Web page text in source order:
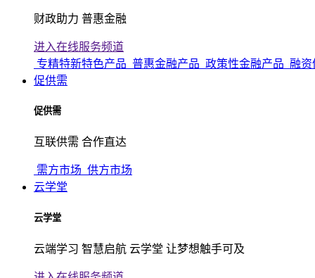
财政助力 普惠金融
进入在线服务频道
专精特新特色产品 普惠金融产品 政策性金融产品 融资
促供需
促供需
互联供需 合作直达
需方市场 供方市场
云学堂
云学堂
云端学习 智慧启航 云学堂 让梦想触手可及